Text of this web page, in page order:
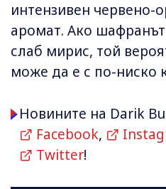
интензивен червено-
аромат. Ако
слаб мирис, той
може да е с по-ниско
Новините на Darik
Facebook,
Twitter!